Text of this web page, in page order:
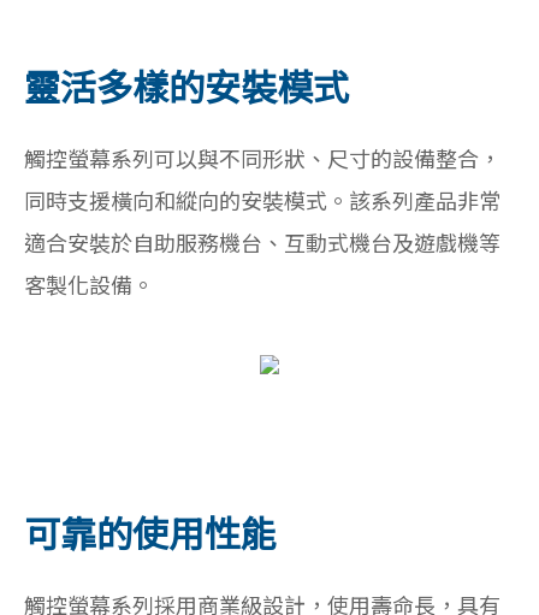
靈活多樣的安裝模式
觸控螢幕系列可以與不同形狀、尺寸的設備整合，
同時支援橫向和縱向的安裝模式。該系列產品非常
適合安裝於自助服務機台、互動式機台及遊戲機等
客製化設備。
可靠的使用性能
觸控螢幕系列採用商業級設計，使用壽命長，具有